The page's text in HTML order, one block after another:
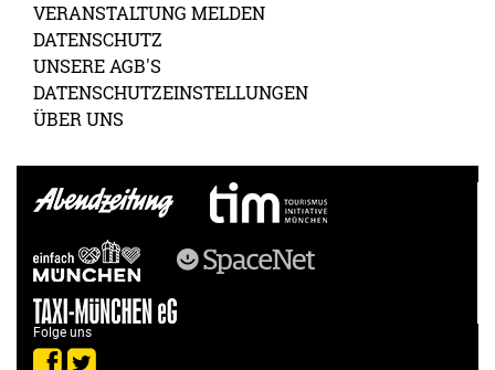
VERANSTALTUNG MELDEN
DATENSCHUTZ
UNSERE AGB'S
DATENSCHUTZEINSTELLUNGEN
ÜBER UNS
Folge uns